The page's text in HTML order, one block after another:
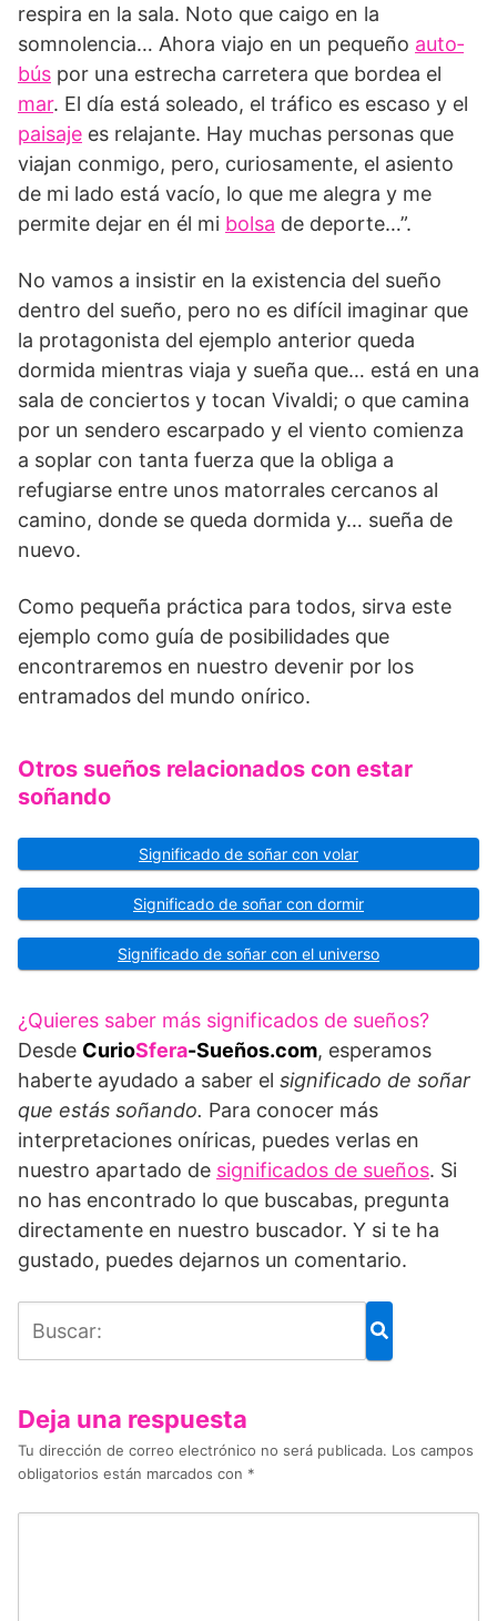
respira en la sala. Noto que caigo en la
somnolencia… Ahora viajo en un pequeño auto­
bús por una estrecha carretera que bordea el
mar. El día está soleado, el tráfico es esca­so y el
paisaje es relajante. Hay muchas personas que
viajan conmigo, pero, curiosamente, el asiento
de mi lado está vacío, lo que me alegra y me
permite dejar en él mi bolsa de deporte…”.
No vamos a insistir en la existencia del sueño
dentro del sueño, pero no es difícil imaginar que
la protagonista del ejemplo anterior queda
dormida mientras viaja y sueña que… está en una
sala de conciertos y tocan Vivaldi; o que camina
por un sendero escarpado y el viento comienza
a soplar con tanta fuerza que la obliga a
refugiarse entre unos matorrales cercanos al
camino, donde se queda dormida y… sueña de
nuevo.
Como pequeña práctica para todos, sirva este
ejemplo como guía de posibilidades que
encontraremos en nuestro devenir por los
entramados del mundo onírico.
Otros sueños relacionados con estar
soñando
Significado de soñar con volar
Significado de soñar con dormir
Significado de soñar con el universo
¿Quieres saber más significados de sueños?
Desde CurioSfera-Sueños.com, esperamos
haberte ayudado a saber el significado de soñar
que estás soñando. Para conocer más
interpretaciones oníricas, puedes verlas en
nuestro apartado de significados de sueños. Si
no has encontrado lo que buscabas, pregunta
directamente en nuestro buscador. Y si te ha
gustado, puedes dejarnos un comentario.
Deja una respuesta
Tu dirección de correo electrónico no será publicada. Los campos
obligatorios están marcados con *